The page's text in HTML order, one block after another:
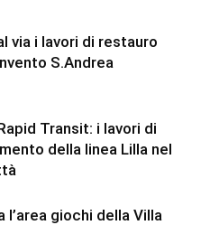
via i lavori di restauro
S.Andrea
Transit: i lavori di
della linea Lilla nel
l’area giochi della Villa